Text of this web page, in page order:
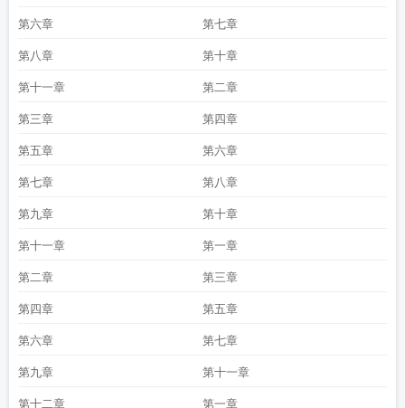
第六章 第七章
第八章 第十章
第十一章 第二章
第三章 第四章
第五章 第六章
第七章 第八章
第九章 第十章
第十一章 第一章
第二章 第三章
第四章 第五章
第六章 第七章
第九章 第十一章
第十二章 第一章